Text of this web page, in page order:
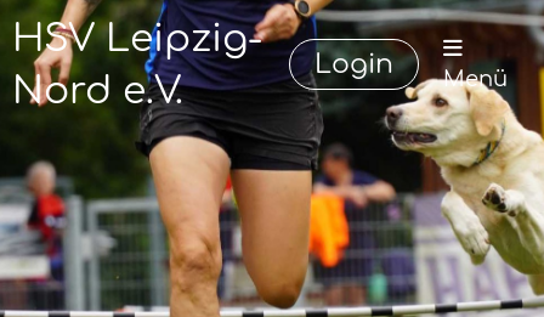
HSV Leipzig-
Nord e.V.
Login Menü